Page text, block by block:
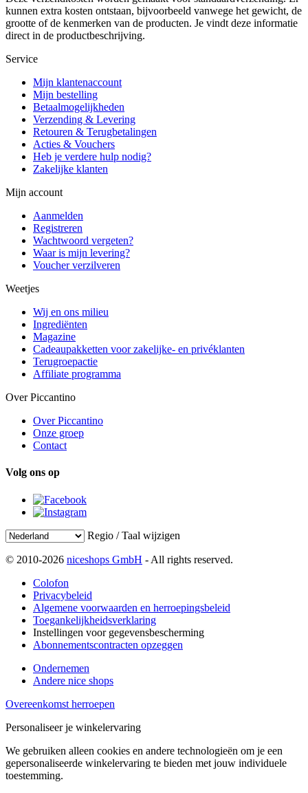
kunnen extra kosten ontstaan, bijvoorbeeld vanwege het gewicht, de
grootte of de kenmerken van de producten. Je vindt deze informatie
direct in de productbeschrijving.
Service
Mijn klantenaccount
Mijn bestelling
Betaalmogelijkheden
Verzending & Levering
Retouren & Terugbetalingen
Acties & Vouchers
Heb je verdere hulp nodig?
Zakelijke klanten
Mijn account
Aanmelden
Registreren
Wachtwoord vergeten?
Waar is mijn levering?
Voucher verzilveren
Weetjes
Wij en ons milieu
Ingrediënten
Magazine
Cadeaupakketten voor zakelijke- en privéklanten
Terugroepactie
Affiliate programma
Over Piccantino
Over Piccantino
Onze groep
Contact
Volg ons op
Regio / Taal wijzigen
© 2010-2026 niceshops GmbH - All rights reserved.
Colofon
Privacybeleid
Algemene voorwaarden en herroepingsbeleid
Toegankelijkheidsverklaring
Instellingen voor gegevensbescherming
Abonnementscontracten opzeggen
Ondernemen
Andere nice shops
Overeenkomst herroepen
Personaliseer je winkelervaring
We gebruiken alleen cookies en andere technologieën om je een
gepersonaliseerde winkelervaring te bieden met jouw individuele
toestemming.